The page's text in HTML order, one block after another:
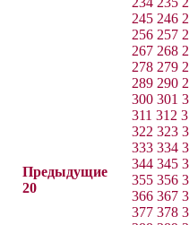
Предыдущие
20
245 246
256 257
267 268
278 279
289 290
300 301
311 312
322 323
333 334
344 345
355 356
366 367
377 378